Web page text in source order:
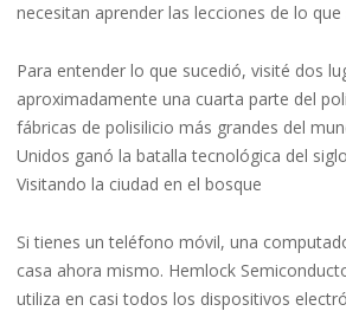
necesitan aprender las lecciones de lo
Para entender lo que sucedió, visité dos
aproximadamente una cuarta parte del
fábricas de polisilicio más grandes del
Unidos ganó la batalla tecnológica del
Visitando la ciudad en el bosque
Si tienes un teléfono móvil, una
casa ahora mismo. Hemlock
utiliza en casi todos los dispositivos